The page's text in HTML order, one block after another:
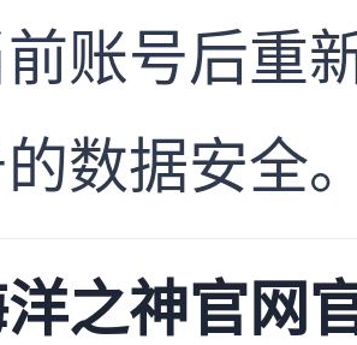
账号后重
数据安全
洋之神官网